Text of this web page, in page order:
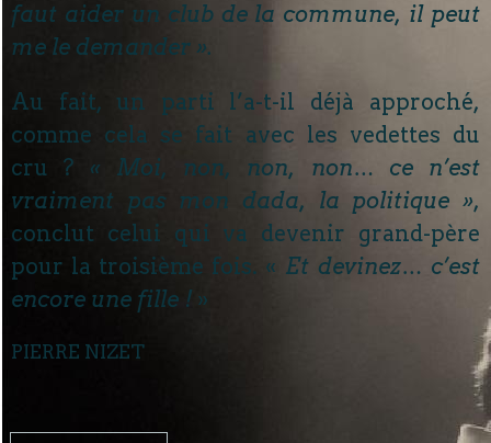
faut aider un club de la commune, il peut
me le demander ».
Au fait, un parti l’a-t-il déjà approché,
comme cela se fait avec les vedettes du
cru ? « Moi, non, non, non… ce n’est
vraiment pas mon dada, la politique »,
conclut celui qui va devenir grand-père
pour la troisième fois. « Et devinez… c’est
encore une fille ! »
PIERRE NIZET